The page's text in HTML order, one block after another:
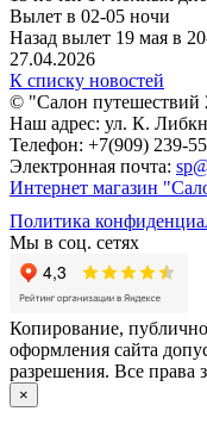
Вылет в 02-05 ночи
Назад вылет 19 мая в
27.04.2026
К списку новостей
© "Салон путешествий
Наш адрес: ул. К.
Телефон: +7(909) 239-
Электронная почта:
Интернет магазин
Политика
Мы в соц. сетях
Копирование,
оформления сайта
разрешения. Все права
×